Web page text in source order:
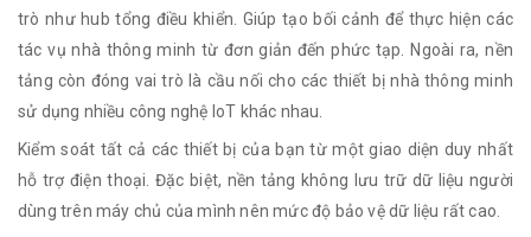
trò như hub tổng điều khiển. Giúp tạo bối cảnh để thực hiện các
tác vụ nhà thông minh từ đơn giản đến phức tạp. Ngoài ra, nền
tảng còn đóng vai trò là cầu nối cho các thiết bị nhà thông minh
sử dụng nhiều công nghệ IoT khác nhau.
Kiểm soát tất cả các thiết bị của bạn từ một giao diện duy nhất
hỗ trợ điện thoại. Đặc biệt, nền tảng không lưu trữ dữ liệu người
dùng trên máy chủ của mình nên mức độ bảo vệ dữ liệu rất cao.